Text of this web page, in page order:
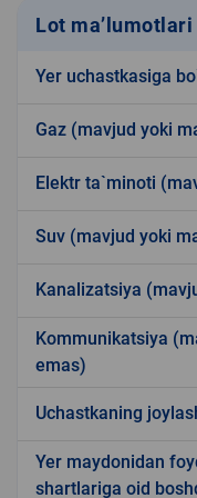
Lot ma’lumotlari
Yer uchastkasiga
Gaz (mavjud yoki
Elektr ta`minoti
Suv (mavjud yoki
Kanalizatsiya
Kommunikatsiya
emas)
Uchastkaning
Yer maydonidan
shartlariga oid